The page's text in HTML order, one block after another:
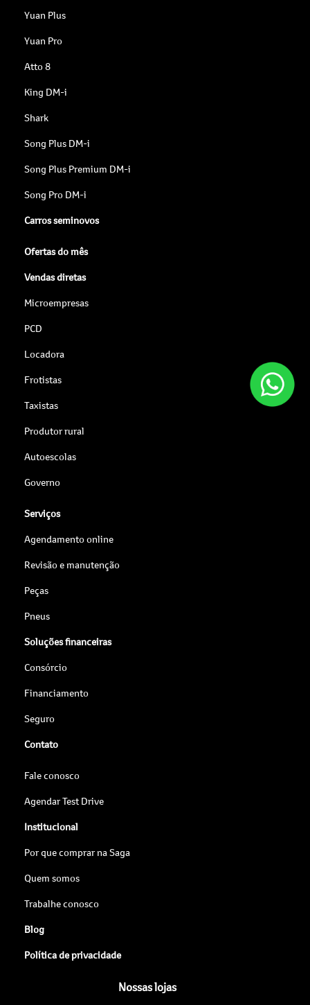
Yuan Plus
Yuan Pro
Atto 8
King DM-i
Shark
Song Plus DM-i
Song Plus Premium DM-i
Song Pro DM-i
Carros seminovos
Ofertas do mês
Vendas diretas
Microempresas
PCD
Locadora
Frotistas
Taxistas
Produtor rural
Autoescolas
Governo
Serviços
Agendamento online
Revisão e manutenção
Peças
Pneus
Soluções financeiras
Consórcio
Financiamento
Seguro
Contato
Fale conosco
Agendar Test Drive
Institucional
Por que comprar na Saga
Quem somos
Trabalhe conosco
Blog
Política de privacidade
Nossas lojas